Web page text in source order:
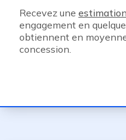
Recevez une
engagement en
obtiennent en
concession.